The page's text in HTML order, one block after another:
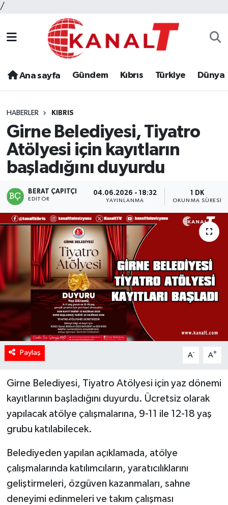
/
Ana sayfa Gündem Kıbrıs Türkiye Dünya
HABERLER KIBRIS
Girne Belediyesi, Tiyatro
Atölyesi için kayıtların
başladığını duyurdu
BERAT ÇAPITÇI
EDITÖR
04.06.2026 - 18:32
YAYINLANMA
1 DK
OKUNMA SÜRESI
Paylaş A- A+
Girne Belediyesi, Tiyatro Atölyesi için yaz dönemi
kayıtlarının başladığını duyurdu. Ücretsiz olarak
yapılacak atölye çalışmalarına, 9-11 ile 12-18 yaş
grubu katılabilecek.
Belediyeden yapılan açıklamada, atölye
çalışmalarında katılımcıların, yaratıcılıklarını
geliştirmeleri, özgüven kazanmaları, sahne
deneyimi edinmeleri ve takım çalışması